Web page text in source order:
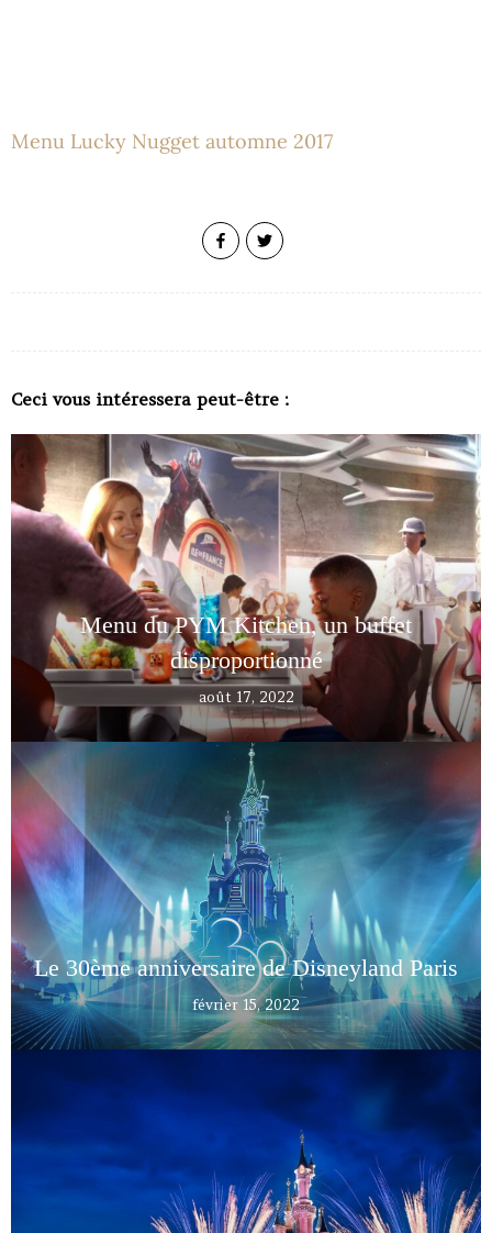
Menu Lucky Nugget automne 2017
Ceci vous intéressera peut-être :
Menu du PYM Kitchen, un buffet
disproportionné
août 17, 2022
Le 30ème anniversaire de Disneyland Paris
février 15, 2022